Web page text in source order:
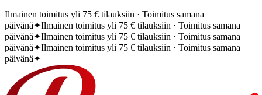
Ilmainen toimitus yli 75 € tilauksiin · Toimitus samana
päivänä✦Ilmainen toimitus yli 75 € tilauksiin · Toimitus samana
päivänä✦Ilmainen toimitus yli 75 € tilauksiin · Toimitus samana
päivänä✦Ilmainen toimitus yli 75 € tilauksiin · Toimitus samana
päivänä✦